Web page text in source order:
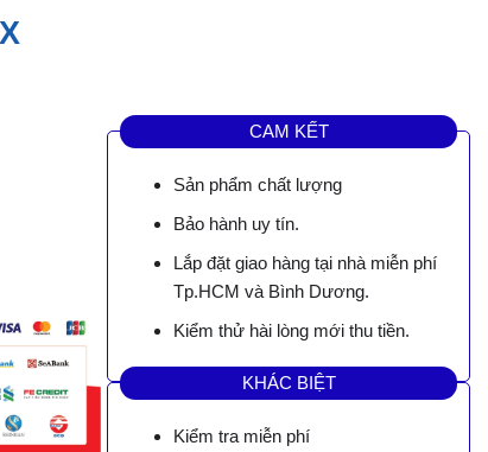
CAM KẾT
Sản phẩm chất lượng
Bảo hành uy tín.
Lắp đặt giao hàng tại nhà miễn phí
Tp.HCM và Bình Dương.
Kiểm thử hài lòng mới thu tiền.
KHÁC BIỆT
Kiểm tra miễn phí